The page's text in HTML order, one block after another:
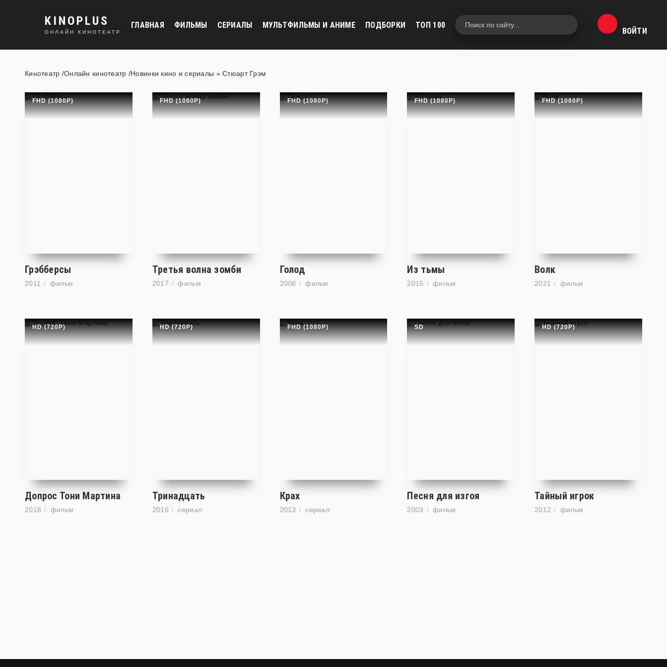
KINOPLUS
ОНЛАЙН КИНОТЕАТР
ГЛАВНАЯ ФИЛЬМЫ СЕРИАЛЫ МУЛЬТФИЛЬМЫ И АНИМЕ ПОДБОРКИ ТОП 100
ВОЙТИ
Кинотеатр /Онлайн кинотеатр /Новинки кино и сериалы » Стюарт Грэм
FHD (1080P)
Грэбберсы
2011 фильм
FHD (1080P)
Третья волна зомби
2017 фильм
FHD (1080P)
Голод
2008 фильм
FHD (1080P)
Из тьмы
2015 фильм
FHD (1080P)
Волк
2021 фильм
HD (720P)
Допрос Тони Мартина
2018 фильм
HD (720P)
Тринадцать
2016 cериал
FHD (1080P)
Крах
2013 cериал
SD
Песня для изгоя
2003 фильм
HD (720P)
Тайный игрок
2012 фильм